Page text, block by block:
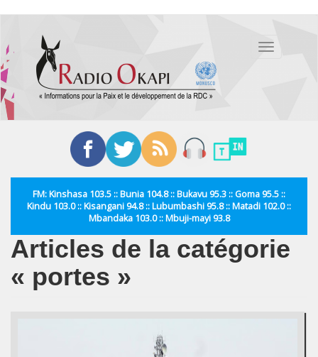
contenu
principal
Toggle
FM: Kinshasa 103.5 :: Bunia 104.8 :: Bukavu 95.3 :: Goma 95.5 ::
Kindu 103.0 :: Kisangani 94.8 :: Lubumbashi 95.8 :: Matadi 102.0 ::
Mbandaka 103.0 :: Mbuji-mayi 93.8
Articles de la catégorie
« portes »